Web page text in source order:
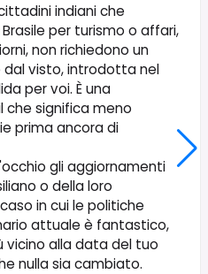
indiani che
per turismo o affari,
non richiedono un
dal visto, introdotta nel
per voi. È una
che significa meno
prima ancora di
gli aggiornamenti
o della loro
in cui le politiche
attuale è fantastico,
vicino alla data del tuo
nulla sia cambiato.